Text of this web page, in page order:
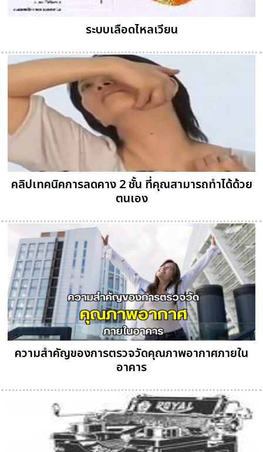
ระบบเลือดไหลเวียน
คลิปเทคนิคการลดคาง 2 ชั้น ที่คุณสามารถทำได้ด้วย
ตนเอง
ความสำคัญของการตรวจวัดคุณภาพอากาศภายใน
อาคาร